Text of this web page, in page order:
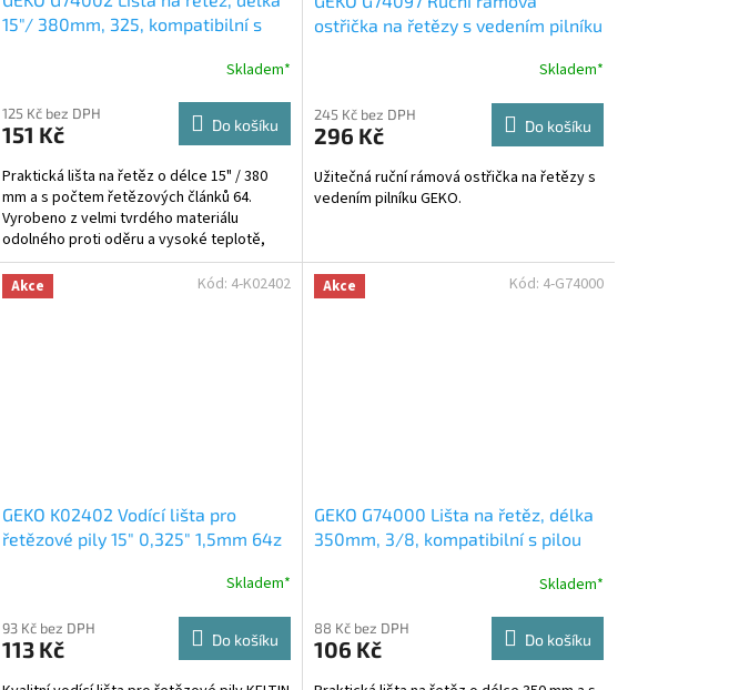
15"/ 380mm, 325, kompatibilní s
Skladem*
125 Kč bez DPH
151 Kč Do košíku
Praktická lišta na řetěz o délce 15" / 380
mm a s počtem řetězových článků 64.
Vyrobeno z velmi tvrdého materiálu
odolného proti oděru a vysoké teplotě,
která vzniká při práci s...
ostřička na řetězy s vedením pilníku
Skladem*
245 Kč bez DPH
296 Kč Do košíku
Užitečná ruční rámová ostřička na řetězy s
vedením pilníku GEKO.
Akce
GEKO K02402 Vodící lišta pro
řetězové pily 15" 0,325" 1,5mm 64z
Skladem*
93 Kč bez DPH
113 Kč Do košíku
Kód: 4-K02402 Akce
GEKO G74000 Lišta na řetěz, délka
350mm, 3/8, kompatibilní s pilou
Skladem*
88 Kč bez DPH
106 Kč Do košíku
Kód: 4-G74000